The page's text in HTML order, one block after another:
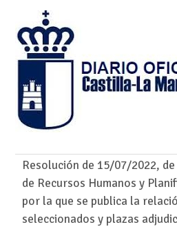
Resolución de 15/07/2022,
de Recursos Humanos y
por la que se publica la
seleccionados y plazas